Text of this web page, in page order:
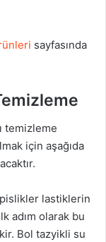
sayfasında
temizleme
için aşağıda
lastiklerin
adım olarak bu
Bol tazyikli su